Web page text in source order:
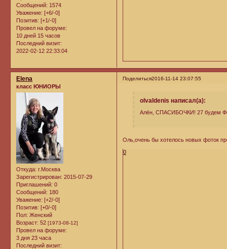
Сообщений: 1574
Уважение: [+6/-0]
Позитив: [+1/-0]
Провел на форуме:
10 дней 15 часов
Последний визит:
2022-02-12 22:33:04
Поделиться2016-11-14 23:07:55
Elena
класс ЮНИОРЫ
Откуда: г.Москва
Зарегистрирован: 2015-07-29
Приглашений: 0
Сообщений: 180
Уважение: [+2/-0]
Позитив: [+0/-0]
Пол: Женский
Возраст: 52 [1973-08-12]
Провел на форуме:
3 дня 23 часа
Последний визит:
olvaldenis написал(а):
Алён, СПАСИБОЧКИ! 27 будем
Оль,очень бы хотелось новых фоток
0